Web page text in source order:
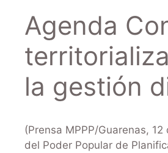
Agenda
la gestión
(Prensa MPPP/Guarenas,
del Poder Popular de